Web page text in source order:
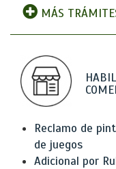
MÁS
Reclamo de
de juegos
Adicional por